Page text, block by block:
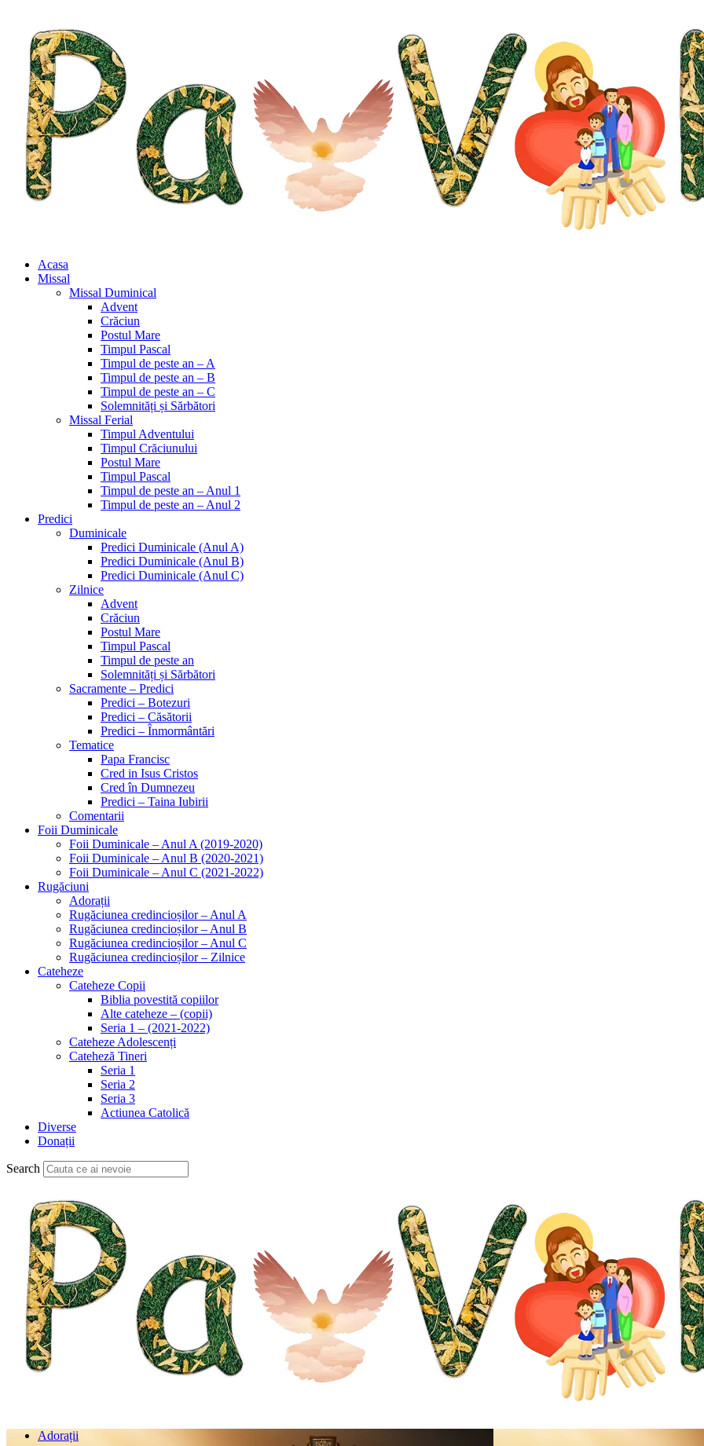
Acasa
Missal
Missal Duminical
Advent
Crăciun
Postul Mare
Timpul Pascal
Timpul de peste an – A
Timpul de peste an – B
Timpul de peste an – C
Solemnități și Sărbători
Missal Ferial
Timpul Adventului
Timpul Crăciunului
Postul Mare
Timpul Pascal
Timpul de peste an – Anul 1
Timpul de peste an – Anul 2
Predici
Duminicale
Predici Duminicale (Anul A)
Predici Duminicale (Anul B)
Predici Duminicale (Anul C)
Zilnice
Advent
Crăciun
Postul Mare
Timpul Pascal
Timpul de peste an
Solemnități și Sărbători
Sacramente – Predici
Predici – Botezuri
Predici – Căsătorii
Predici – Înmormântări
Tematice
Papa Francisc
Cred in Isus Cristos
Cred în Dumnezeu
Predici – Taina Iubirii
Comentarii
Foii Duminicale
Foii Duminicale – Anul A (2019-2020)
Foii Duminicale – Anul B (2020-2021)
Foii Duminicale – Anul C (2021-2022)
Rugăciuni
Adorații
Rugăciunea credincioșilor – Anul A
Rugăciunea credincioșilor – Anul B
Rugăciunea credincioșilor – Anul C
Rugăciunea credincioșilor – Zilnice
Cateheze
Cateheze Copii
Biblia povestită copiilor
Alte cateheze – (copii)
Seria 1 – (2021-2022)
Cateheze Adolescenți
Cateheză Tineri
Seria 1
Seria 2
Seria 3
Actiunea Catolică
Diverse
Donații
Search
Adorații